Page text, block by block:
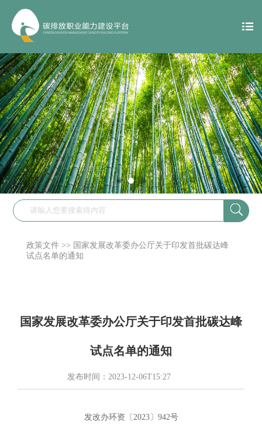

政策文件>> 国家发展改革委办公厅关于印发首批碳达峰
试点名单的通知
国家发展改革委办公厅关于印发首批碳达峰
试点名单的通知
发布时间： 2023-12-06T15:27
发改办环资〔2023〕942号